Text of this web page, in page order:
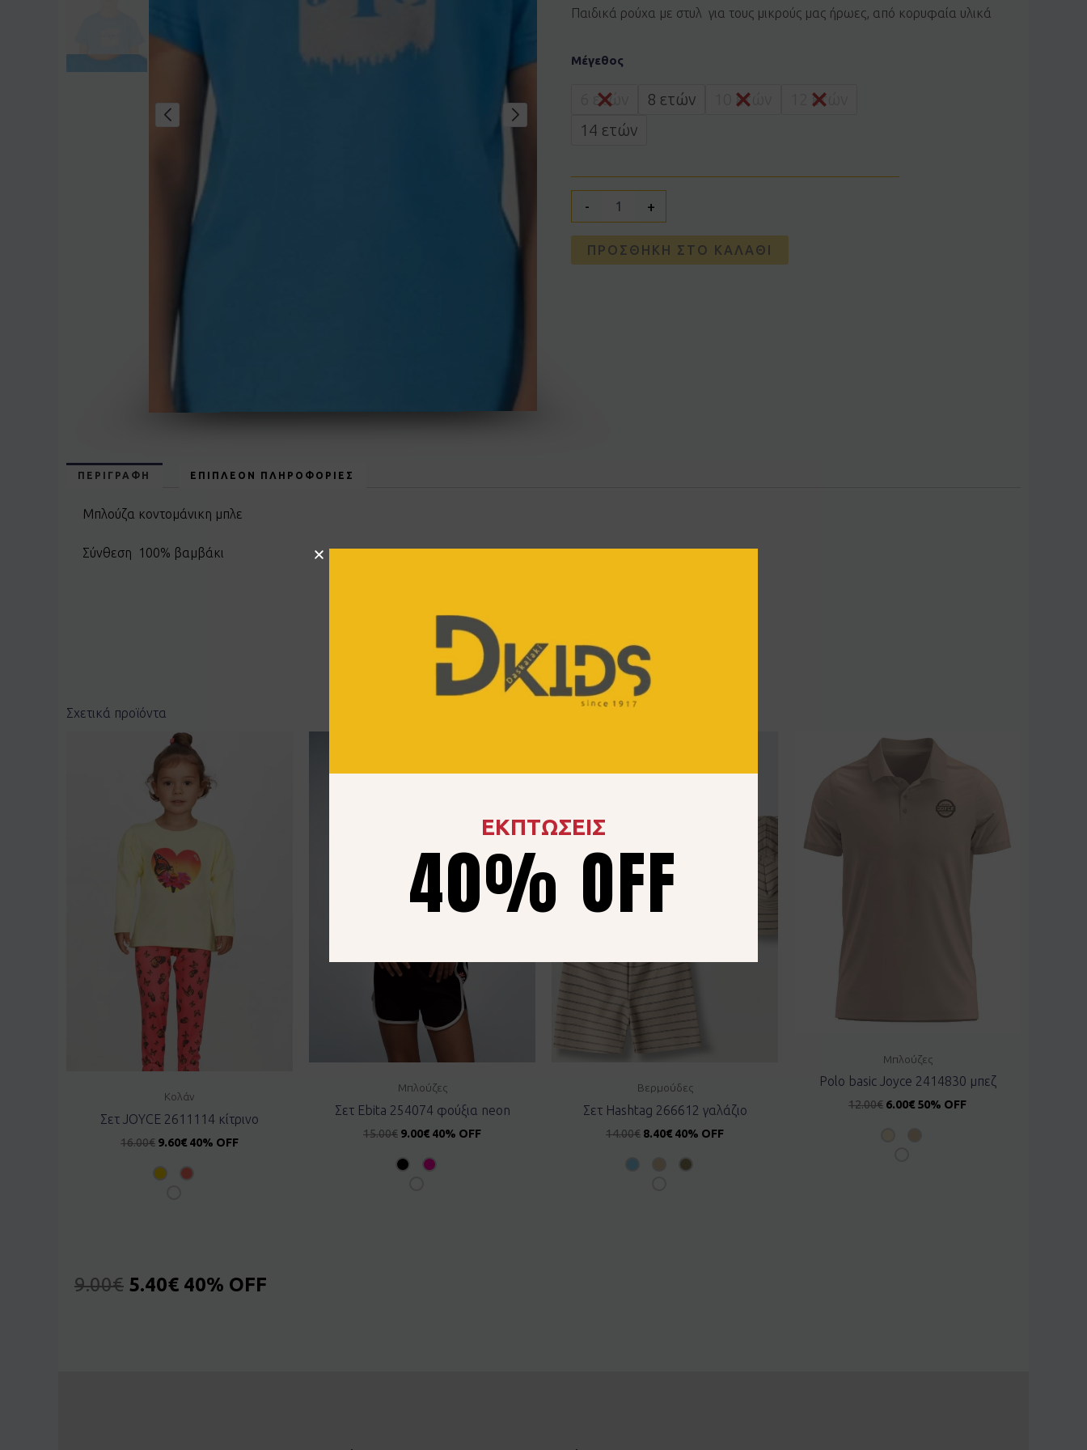
Παιδικά ρούχα με στυλ για τους μικρούς μας ήρωες, από κορυφαία υλικά
Μέγεθος
6 ετών 8 ετών 10 ετών
12 ετών
14 ετών
-
JOYCE
ποσότητα
+
ΠΡΟΣΘΉΚΗ ΣΤΟ ΚΑΛΆΘΙ
ΠΕΡΙΓΡΑΦΉ ΕΠΙΠΛΈΟΝ ΠΛΗΡΟΦΟΡΊΕΣ
Μπλούζα κοντομάνικη μπλε
Σύνθεση 100% βαμβάκι
Σχετικά προϊόντα
Κολάν
Σετ JOYCE 2611114 κίτρινο
16.00€ 9.60€ 40% OFF
Μπλούζες
Σετ Ebita 254074 φούξια neon
15.00€ 9.00€ 40% OFF
Βερμούδες
Σετ Hashtag 266612 γαλάζιο
14.00€ 8.40€ 40% OFF
Μπλούζες
Polo basic Joyce 2414830 μπεζ
12.00€ 6.00€ 50% OFF
9.00€ 5.40€ 40% OFF
ΕΚΠΤΩΣΕΙΣ
40% OFF